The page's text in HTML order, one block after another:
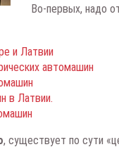
Во-первых, надо
и Латвии
автомашин
в Латвии.
, существует по сути